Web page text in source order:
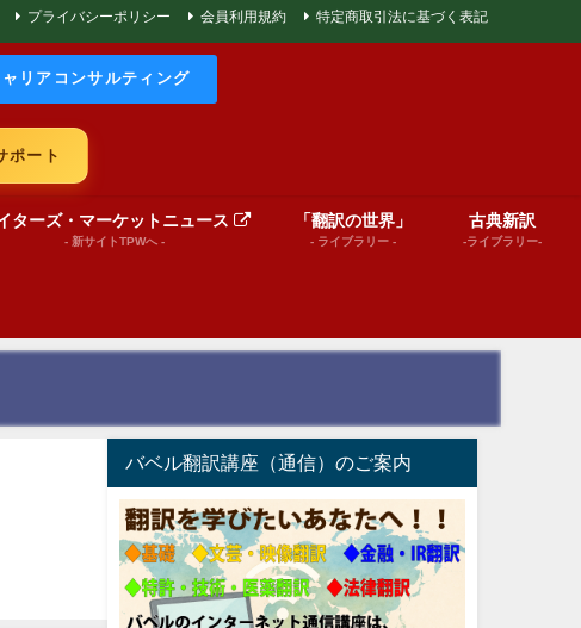
プライバシーポリシー 会員利用規約 特定商取引法に基づく表記
リアコンサルティング
ポート
ターズ・マーケットニュース
- 新サイトTPWへ -
「翻訳の世界」
- ライブラリー -
古典新訳
-ライブラリー-
バベル翻訳講座（通信）のご案内